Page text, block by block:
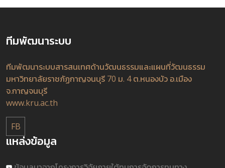
ทีมพัฒนาระบบ
ทีมพัฒนาระบบสารสนเทศด้านวัฒนธรรมและแผนที่วัฒนธรรม
มหาวิทยาลัยราชภัฏกาญจนบุรี 70 ม. 4 ต.หนองบัว อ.เมือง
จ.กาญจนบุรี
www.kru.ac.th
FB
แหล่งข้อมูล